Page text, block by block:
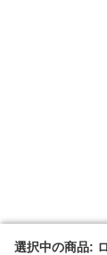
選択中の商品:
選択中の商品: